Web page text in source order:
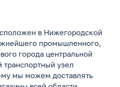
в Нижегородской
промышленного,
города центральной
узел
мы можем доставлять